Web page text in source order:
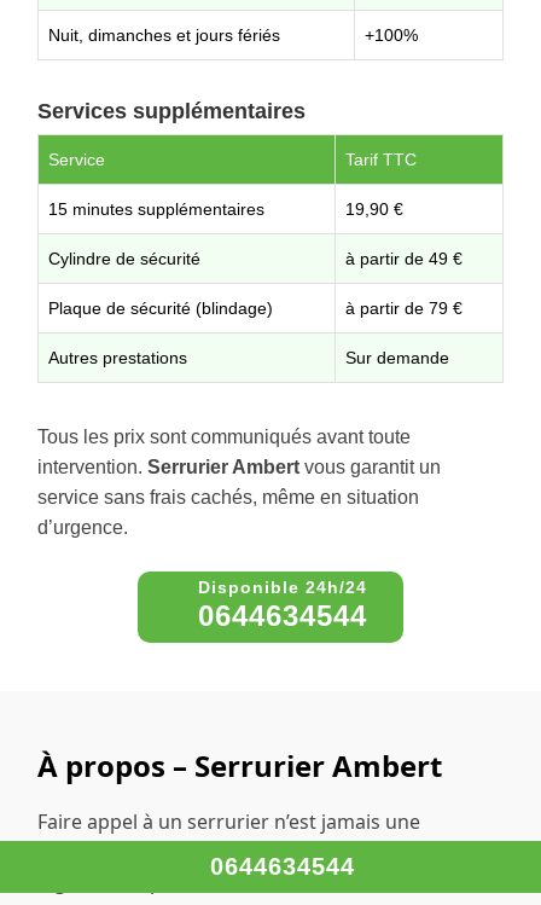
Nuit, dimanches et jours fériés +100%
Services supplémentaires
Service Tarif TTC
15 minutes supplémentaires 19,90 €
Cylindre de sécurité à partir de 49 €
Plaque de sécurité (blindage) à partir de 79 €
Autres prestations Sur demande
Tous les prix sont communiqués avant toute
intervention. Serrurier Ambert vous garantit un
service sans frais cachés, même en situation
d’urgence.
0644634544
À propos – Serrurier Ambert
Faire appel à un serrurier n’est jamais une
situation idéale. Mais retrouver l’accès à son
logement rapidement et sans stress est un vrai
0644634544